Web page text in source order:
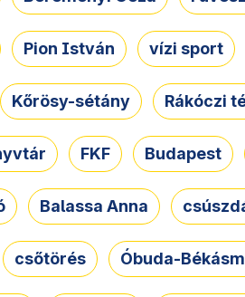
Pion István vízi sport
Kőrösy-sétány Rákóczi
FKF Budapest
Balassa Anna
csőtörés Óbuda-